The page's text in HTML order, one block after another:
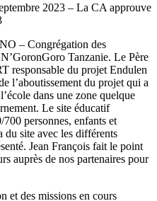
2023 – La CA approuve
– Congrégation des
Tanzanie. Le Père
responsable du projet Endulen
l’aboutissement du projet qui a
dans une zone quelque
Le site éducatif
personnes, enfants et
site avec les différents
Jean François fait le point
auprès de nos partenaires pour
et des missions en cours